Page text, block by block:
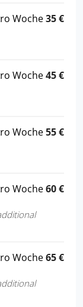
Woche35 €
Woche45 €
Woche55 €
Woche60 €
Woche65 €